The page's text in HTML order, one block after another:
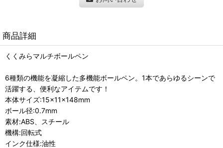
商品詳細
くくみらマルチボールペン
6種類の機能を凝縮した多機能ボールペン。1本であらゆるシーンで
活躍する、便利なアイテムです！
本体サイズ:15×11×148mm
ボール径:0.7mm
素材:ABS、スチール
機構:回転式
インク仕様:油性